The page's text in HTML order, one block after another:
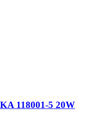
118001-5 20W